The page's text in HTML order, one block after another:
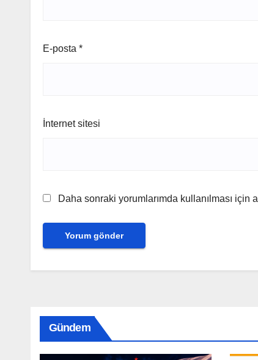
E-posta *
İnternet sitesi
Daha sonraki yorumlarımda kullanılması için
Gündem